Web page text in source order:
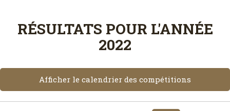
RÉSULTATS POUR L'ANNÉE
2022
Afficher le calendrier des compétitions